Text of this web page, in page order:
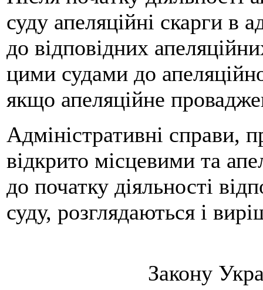
суду апеляційні скарги в
до відповідних
цими судами до
якщо апеляційне
Адміністративні справи,
відкрито місцевими та
до початку діяльності
суду, розглядаються і
Закону